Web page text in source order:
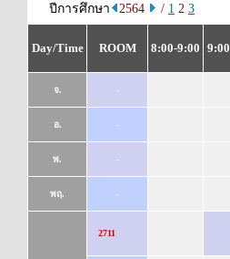
ปีการศึกษา
2564 / 1 2 3
Day/Time ROOM 8:00-9:00
จ. -
อ. -
พ. -
พฤ. -
2711